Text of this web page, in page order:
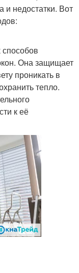
и недостатки. Вот
Она защищает
проникать в
тепло.
к её